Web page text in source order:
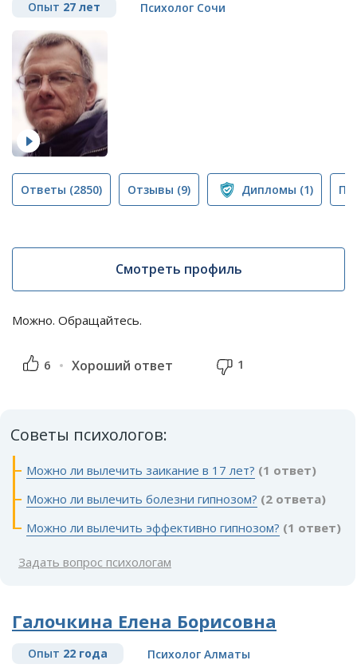
Опыт 27 лет Психолог Сочи
Ответы (2850) Отзывы (9) Дипломы (1)
Смотреть профиль
Можно. Обращайтесь.
6 Хороший ответ 1
Советы психологов:
Можно ли вылечить заикание в 17 лет? (1 ответ)
Можно ли вылечить болезни гипнозом? (2 ответа)
Можно ли вылечить эффективно гипнозом? (1 ответ)
Задать вопрос психологам
Галочкина Елена Борисовна
Опыт 22 года Психолог Алматы